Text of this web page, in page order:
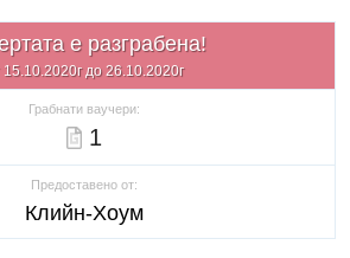
е разграбена!
15.10.2020г до 26.10.2020г
Грабнати ваучери:
1
Предоставено от:
Клийн-Хоум